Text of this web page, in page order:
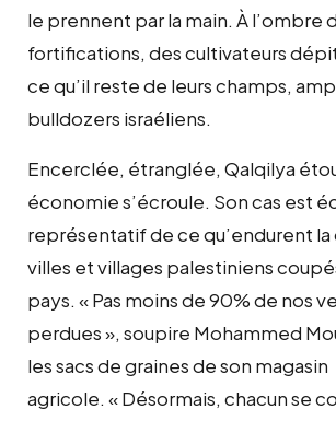
le prennent par la main. À l’ombre
fortifications, des cultivateurs
ce qu’il reste de leurs champs,
bulldozers israéliens.
Encerclée, étranglée, Qalqilya
économie s’écroule. Son cas est
représentatif de ce qu’endurent
villes et villages palestiniens
pays. « Pas moins de 90% de nos
perdues », soupire Mohammed
les sacs de graines de son magasin
agricole. « Désormais, chacun se